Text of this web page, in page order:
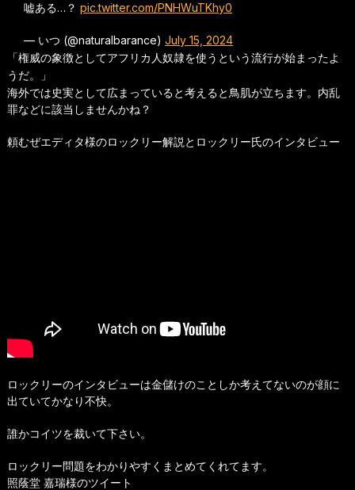
嘘ある…？ pic.twitter.com/PNHWuTKhy0
— いつ (@naturalbarance) July 15, 2024
「権威の象徴としてアフリカ人奴隷を使うという流行が始まったよ
うだ。」
海外では史実として広まっていると考えると鳥肌が立ちます。内乱
罪などに該当しませんかね？
頼むぜエディタ様のロックリー解説とロックリー氏のインタビュー
ロックリーのインタビューは金儲けのことしか考えてないのが顔に
出ていてかなり不快。
誰かコイツを裁いて下さい。
ロックリー問題をわかりやすくまとめてくれてます。
照蔭堂 嘉瑞様のツイート